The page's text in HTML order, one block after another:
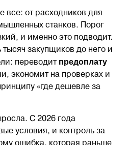
все: от расходников для
станков. Порог
и именно это подводит.
тысяч закупщиков до него и
переводит предоплату
экономит на проверках и
«где дешевле за
С 2026 года
условия, и контроль за
ошибка, которая раньше